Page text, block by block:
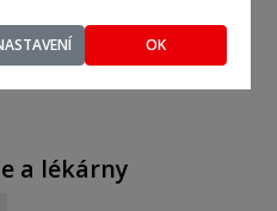
OK
a lékárny